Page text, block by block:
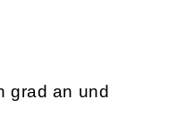
grad an und